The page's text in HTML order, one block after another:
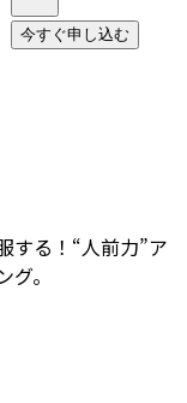
今すぐ申し込む
する！“人前力”ア
。